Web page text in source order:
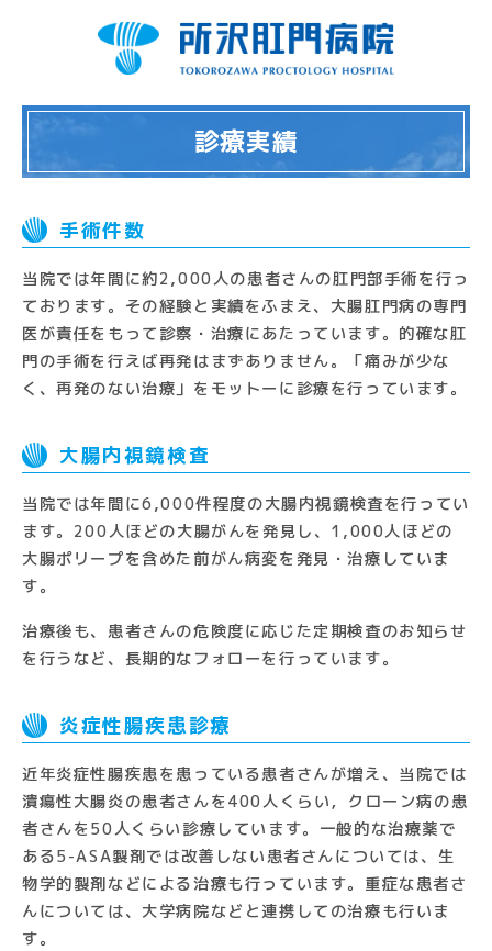
診療実績
手術件数
当院では年間に約2,000人の患者さんの肛門部手術を行っ
ております。その経験と実績をふまえ、大腸肛門病の専門
医が責任をもって診察・治療にあたっています。的確な肛
門の手術を行えば再発はまずありません。「痛みが少な
く、再発のない治療」をモットーに診療を行っています。
大腸内視鏡検査
当院では年間に6,000件程度の大腸内視鏡検査を行ってい
ます。200人ほどの大腸がんを発見し、1,000人ほどの
大腸ポリープを含めた前がん病変を発見・治療していま
す。
治療後も、患者さんの危険度に応じた定期検査のお知らせ
を行うなど、長期的なフォローを行っています。
炎症性腸疾患診療
近年炎症性腸疾患を患っている患者さんが増え、当院では
潰瘍性大腸炎の患者さんを400人くらい，クローン病の患
者さんを50人くらい診療しています。一般的な治療薬で
ある5-ASA製剤では改善しない患者さんについては、生
物学的製剤などによる治療も行っています。重症な患者さ
んについては、大学病院などと連携しての治療も行いま
す。